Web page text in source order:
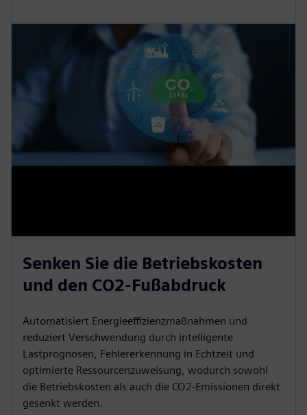
Senken Sie die Betriebskosten
und den CO2-Fußabdruck
Automatisiert Energieeffizienzmaßnahmen und
reduziert Verschwendung durch intelligente
Lastprognosen, Fehlererkennung in Echtzeit und
optimierte Ressourcenzuweisung, wodurch sowohl
die Betriebskosten als auch die CO2-Emissionen direkt
gesenkt werden.